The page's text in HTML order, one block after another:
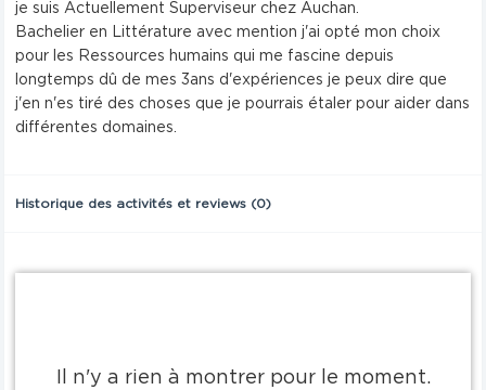
je suis Actuellement Superviseur chez Auchan.
Bachelier en Littérature avec mention j'ai opté mon choix
pour les Ressources humains qui me fascine depuis
longtemps dû de mes 3ans d'expériences je peux dire que
j'en n'es tiré des choses que je pourrais étaler pour aider dans
différentes domaines.
Historique des activités et reviews (0)
Il n'y a rien à montrer pour le moment.